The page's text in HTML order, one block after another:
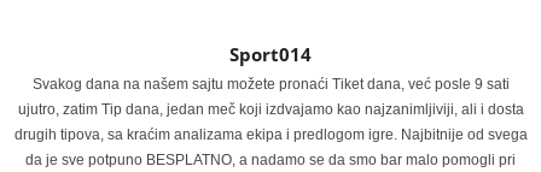
Sport014
Svakog dana na našem sajtu možete pronaći Tiket dana, već posle 9 sati
ujutro, zatim Tip dana, jedan meč koji izdvajamo kao najzanimljiviji, ali i dosta
drugih tipova, sa kraćim analizama ekipa i predlogom igre. Najbitnije od svega
da je sve potpuno BESPLATNO, a nadamo se da smo bar malo pomogli pri